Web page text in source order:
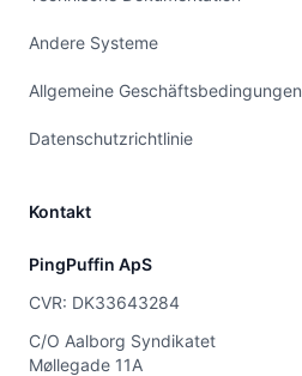
Andere Systeme
Allgemeine Geschäftsbedingungen
Datenschutzrichtlinie
Kontakt
PingPuffin ApS
CVR: DK33643284
C/O Aalborg Syndikatet
Møllegade 11A